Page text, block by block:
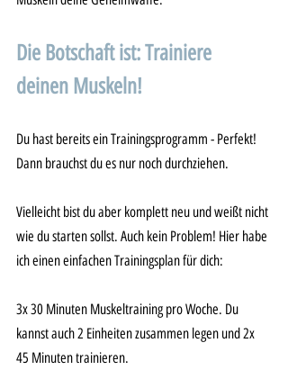
Die Botschaft ist: Trainiere
deinen Muskeln!
Du hast bereits ein Trainingsprogramm - Perfekt!
Dann brauchst du es nur noch durchziehen.
Vielleicht bist du aber komplett neu und weißt nicht
wie du starten sollst. Auch kein Problem! Hier habe
ich einen einfachen Trainingsplan für dich:
3x 30 Minuten Muskeltraining pro Woche. Du
kannst auch 2 Einheiten zusammen legen und 2x
45 Minuten trainieren.